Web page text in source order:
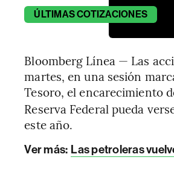
ÚLTIMASCOTIZACIONES
Bloomberg Línea — Las
martes, en una sesión
Tesoro, el encarecimiento
Reserva Federal pueda
este año.
Ver más: Las petroleras